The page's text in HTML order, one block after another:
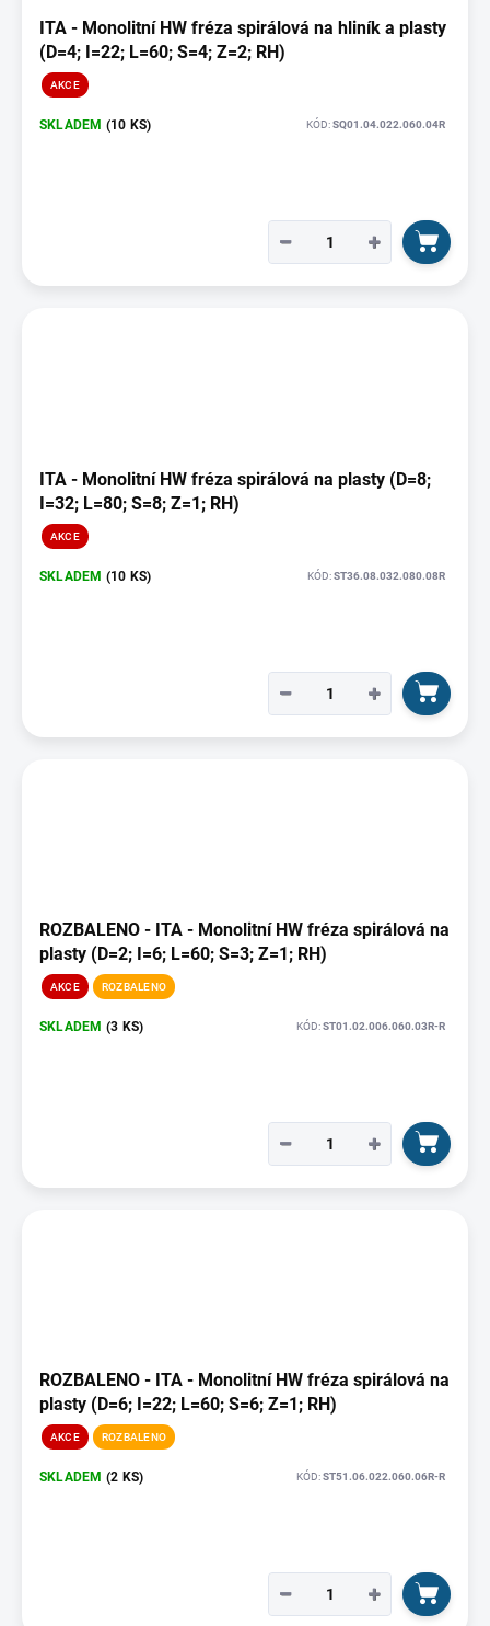
ITA - Monolitní HW fréza spirálová na hliník a plasty
(D=4; I=22; L=60; S=4; Z=2; RH)
AKCE
SKLADEM (10 KS) KÓD:SQ01.04.022.060.04R
+
−
ITA - Monolitní HW fréza spirálová na plasty (D=8;
I=32; L=80; S=8; Z=1; RH)
AKCE
SKLADEM (10 KS) KÓD:ST36.08.032.080.08R
+
−
ROZBALENO - ITA - Monolitní HW fréza spirálová na
plasty (D=2; I=6; L=60; S=3; Z=1; RH)
AKCE ROZBALENO
SKLADEM (3 KS) KÓD:ST01.02.006.060.03R-R
+
−
ROZBALENO - ITA - Monolitní HW fréza spirálová na
plasty (D=6; I=22; L=60; S=6; Z=1; RH)
AKCE ROZBALENO
SKLADEM (2 KS) KÓD:ST51.06.022.060.06R-R
+
−